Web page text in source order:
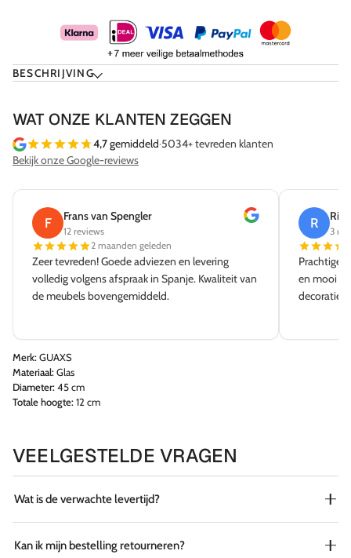
BESCHRIJVING
WAT ONZE KLANTEN ZEGGEN
4,7gemiddeld·5034+ tevreden klanten
Bekijk onze Google-reviews
F Frans van Spengler
12 reviews
2 maanden geleden
Zeer tevreden! Goede adviezen en levering
volledig volgens afspraak in Spanje. Kwaliteit van
de meubels bovengemiddeld.
R
3
Prachtige
en mooi
decoratie
Merk:GUAXS
Materiaal:Glas
Diameter:45 cm
Totale hoogte:12 cm
VEELGESTELDE VRAGEN
Wat is de verwachte levertijd?
Kan ik mijn bestelling retourneren?